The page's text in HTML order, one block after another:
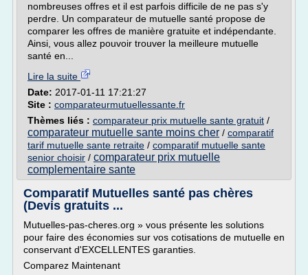
nombreuses offres et il est parfois difficile de ne pas s'y
perdre. Un comparateur de mutuelle santé propose de
comparer les offres de manière gratuite et indépendante.
Ainsi, vous allez pouvoir trouver la meilleure mutuelle
santé en...
Lire la suite
Date: 2017-01-11 17:21:27
Site : comparateurmutuellessante.fr
Thèmes liés : comparateur prix mutuelle sante gratuit /
comparateur mutuelle sante moins cher / comparatif
tarif mutuelle sante retraite / comparatif mutuelle sante
senior choisir / comparateur prix mutuelle
complementaire sante
Comparatif Mutuelles santé pas chères
(Devis gratuits ...
Mutuelles-pas-cheres.org » vous présente les solutions
pour faire des économies sur vos cotisations de mutuelle en
conservant d'EXCELLENTES garanties.
Comparez Maintenant